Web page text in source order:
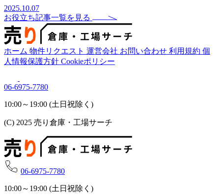
2025.10.07
お役立ち記事一覧を見る
ホーム 物件リクエスト 運営会社 お問い合わせ 利用規約 個
人情報保護方針 Cookieポリシー
06-6975-7780
10:00～19:00 (土日祝除く)
(C) 2025 売り倉庫・工場サーチ
06-6975-7780
10:00～19:00 (土日祝除く)